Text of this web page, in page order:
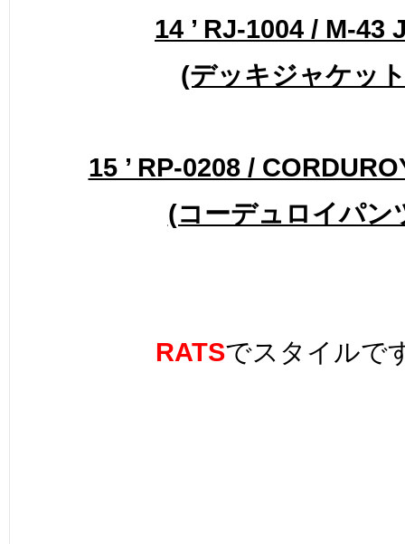
14 ’ RJ-1004 / M-43
(デッキジャケッ
15 ’ RP-0208 /
(コーデュロイパン
RATSでスタイルで